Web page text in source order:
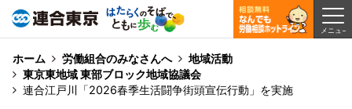
ホーム 労働組合のみなさんへ
地域活動
東京東地域 東部ブロック地域協議会
連合江戸川「2026春季生活闘争街頭宣伝行動」を実施